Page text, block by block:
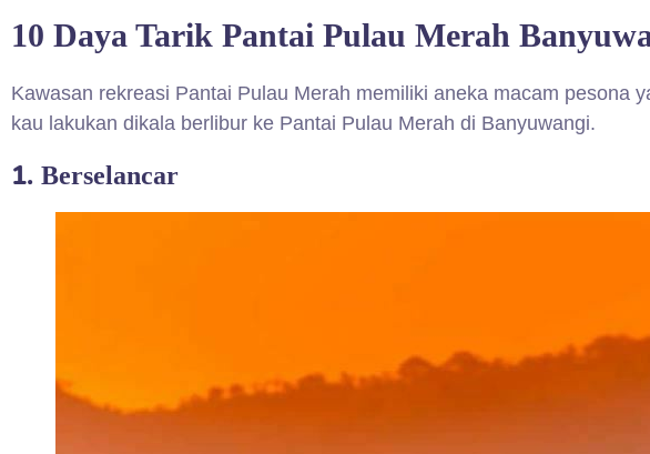
10 Daya Tarik Pantai Pulau Merah
Kawasan rekreasi Pantai Pulau Merah memiliki aneka macam pesona
kau lakukan dikala berlibur ke Pantai Pulau Merah di Banyuwangi.
1. Berselancar